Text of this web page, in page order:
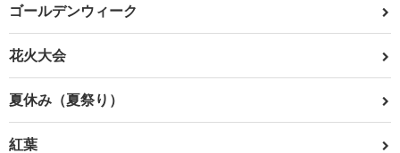
ゴールデンウィーク
花火大会
夏休み（夏祭り）
紅葉